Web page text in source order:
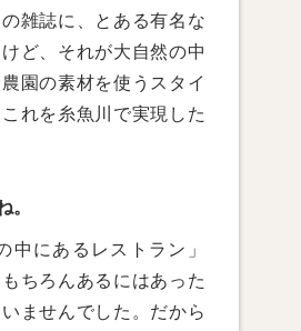
雑誌に、とある有名な
ど、それが大自然の中
園の素材を使うスタイ
れを糸魚川で実現した
。
中にあるレストラン」
ちろんあるにはあった
ませんでした。だから